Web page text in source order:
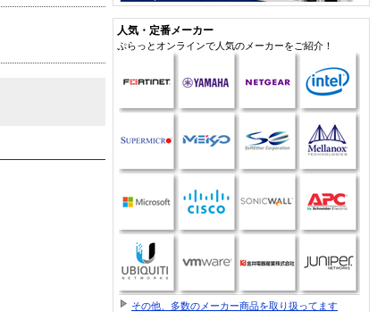
人気・定番メーカー
ぷらっとオンラインで人気のメーカーをご紹介！
その他、多数のメーカー商品を取り扱ってます